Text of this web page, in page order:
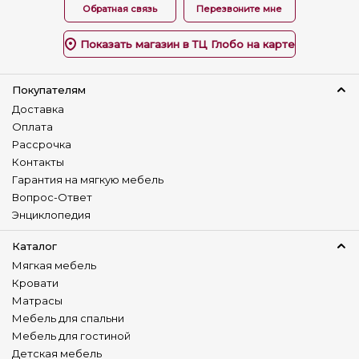
Детский диван
Обратная связь Перезвоните мне
Показать магазин в ТЦ Глобо на карте
Покупателям
Доставка
Оплата
Рассрочка
Контакты
Гарантия на мягкую мебель
Вопрос-Ответ
Энциклопедия
Каталог
Мягкая мебель
Кровати
Матрасы
Мебель для спальни
Мебель для гостиной
Детская мебель